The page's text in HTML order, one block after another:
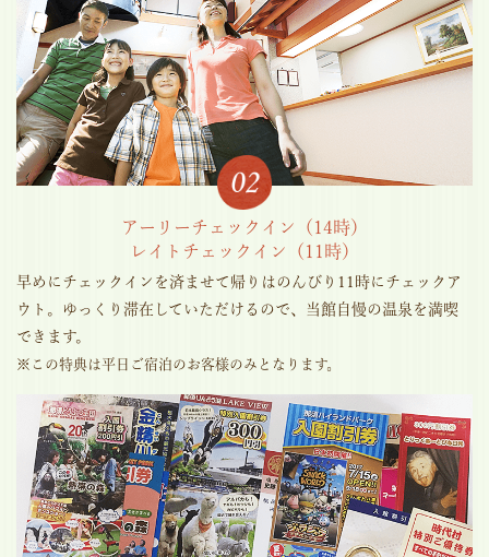
アーリーチェックイン（14時）
レイトチェックイン（11時）
早めにチェックインを済ませて帰りはのんびり11時にチェックア
ウト。ゆっくり滞在していただけるので、当館自慢の温泉を満喫
できます。
※この特典は平日ご宿泊のお客様のみとなります。